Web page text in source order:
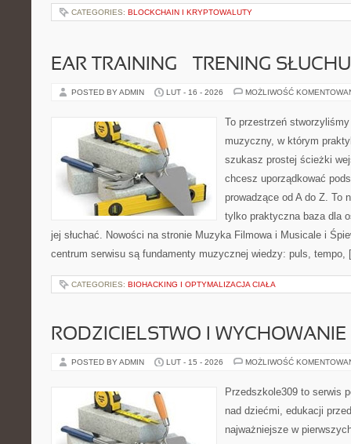
CATEGORIES: BLOCKCHAIN I KRYPTOWALUTY
EAR TRAINING – TRENING SŁUCHU
POSTED BY ADMIN LUT - 16 - 2026 MOŻLIWOŚĆ
To przestrzeń
muzyczny, w którym
szukasz prostej ścieżki
chcesz uporządkować
prowadzące od A do Z. To
tylko praktyczna baza dla
jej słuchać. Nowości na stronie Muzyka Filmowa i Musicale i
centrum serwisu są fundamenty muzycznej wiedzy: puls,
CATEGORIES: BIOHACKING I OPTYMALIZACJA CIAŁA
RODZICIELSTWO I WYCHOWANIE
POSTED BY ADMIN LUT - 15 - 2026 MOŻLIWOŚĆ
Przedszkole309 to serwis
nad dziećmi, edukacji
najważniejsze w